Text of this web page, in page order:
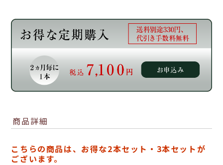
商品詳細
こちらの商品は、お得な2本セット・3本セットが
ございます。